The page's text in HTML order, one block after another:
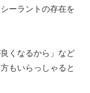
ーラントの存在を
くなるから」など
もいらっしゃると